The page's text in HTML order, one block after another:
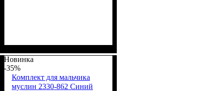
Новинка
-35%
Комплект для мальчика
муслин 2330-862 Синий